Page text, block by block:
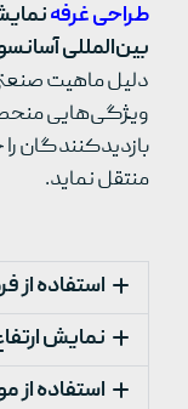
طراحی غرفه
بین‌المللی
دلیل ماهیت
ویژگی‌هایی
بازدیدکنندگان
منتقل نماید.
استفاده
نمایش
استفاده از